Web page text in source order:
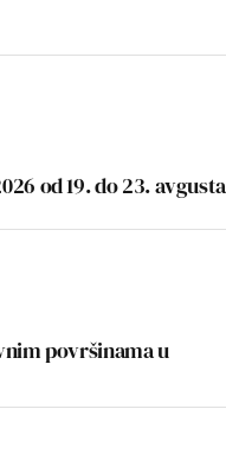
od 19. do 23. avgusta
površinama u